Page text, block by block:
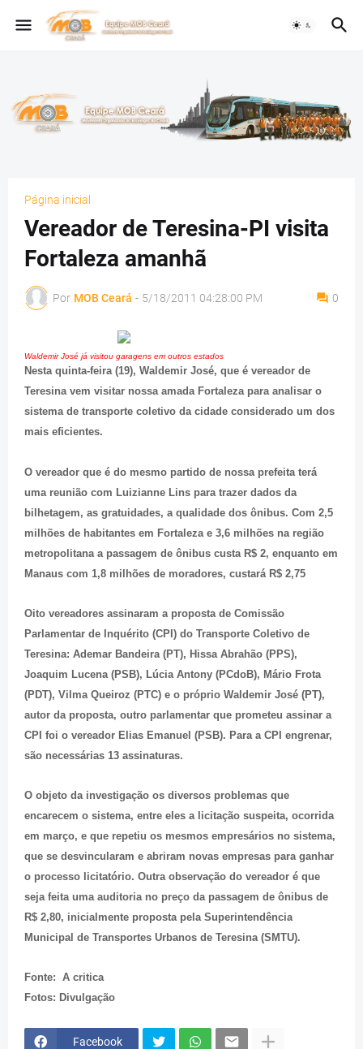
Página inicial
Vereador de Teresina-PI visita
Fortaleza amanhã
Por MOB Ceará - 5/18/2011 04:28:00 PM 0
Waldemir José já visitou garagens em outros estados
Nesta quinta-feira (19), Waldemir José, que é vereador de
Teresina vem visitar nossa amada Fortaleza para analisar o
sistema de transporte coletivo da cidade considerado um dos
mais eficientes.
O vereador que é do mesmo partido de nossa prefeita terá
uma reunião com Luizianne Lins para trazer dados da
bilhetagem, as gratuidades, a qualidade dos ônibus. Com 2,5
milhões de habitantes em Fortaleza e 3,6 milhões na região
metropolitana a passagem de ônibus custa R$ 2, enquanto em
Manaus com 1,8 milhões de moradores, custará R$ 2,75
Oito vereadores assinaram a proposta de Comissão
Parlamentar de Inquérito (CPI) do Transporte Coletivo de
Teresina: Ademar Bandeira (PT), Hissa Abrahão (PPS),
Joaquim Lucena (PSB), Lúcia Antony (PCdoB), Mário Frota
(PDT), Vilma Queiroz (PTC) e o próprio Waldemir José (PT),
autor da proposta, outro parlamentar que prometeu assinar a
CPI foi o vereador Elias Emanuel (PSB). Para a CPI engrenar,
são necessárias 13 assinaturas.
O objeto da investigação os diversos problemas que
encarecem o sistema, entre eles a licitação suspeita, ocorrida
em março, e que repetiu os mesmos empresários no sistema,
que se desvincularam e abriram novas empresas para ganhar
o processo licitatório. Outra observação do vereador é que
seja feita uma auditoria no preço da passagem de ônibus de
R$ 2,80, inicialmente proposta pela Superintendência
Municipal de Transportes Urbanos de Teresina (SMTU).
Fonte: A critica
Fotos: Divulgação
Facebook